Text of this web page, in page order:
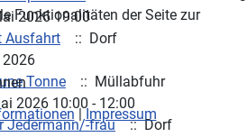
2026 19:00
Ausfahrt
:: Dorf
2026
Tonne
:: Müllabfuhr
2026 10:00 - 12:00
Jedermann/-frau :: Dorf
Funktionalitäten der Seite zur
|Impressum